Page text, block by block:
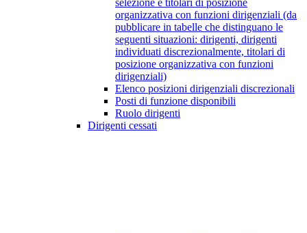
selezione e titolari di posizione
organizzativa con funzioni dirigenziali (da
pubblicare in tabelle che distinguano le
seguenti situazioni: dirigenti, dirigenti
individuati discrezionalmente, titolari di
posizione organizzativa con funzioni
dirigenziali)
Elenco posizioni dirigenziali discrezionali
Posti di funzione disponibili
Ruolo dirigenti
Dirigenti cessati